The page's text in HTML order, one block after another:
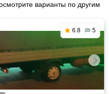
варианты по другим
6.8 5